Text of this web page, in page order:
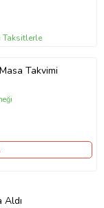
Taksitlerle
Takvimi